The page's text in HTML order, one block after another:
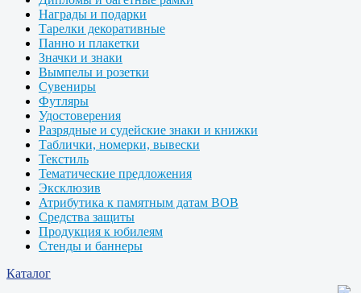
Награды и подарки
Тарелки декоративные
Панно и плакетки
Значки и знаки
Вымпелы и розетки
Сувениры
Футляры
Удостоверения
Разрядные и судейские знаки и книжки
Таблички, номерки, вывески
Текстиль
Тематические предложения
Эксклюзив
Атрибутика к памятным датам ВОВ
Средства защиты
Продукция к юбилеям
Стенды и баннеры
Каталог